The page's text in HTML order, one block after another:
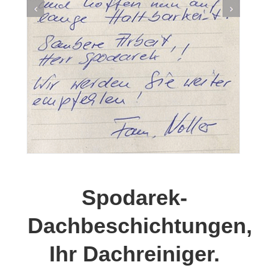
Spodarek-
Dachbeschichtungen,
Ihr Dachreiniger.